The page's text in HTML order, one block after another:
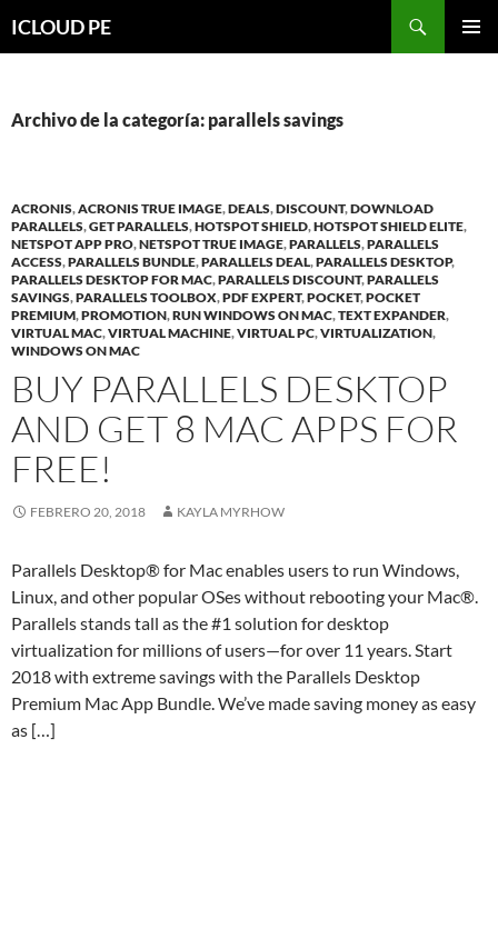
hacia
ICLOUD PE
Archivo de la categoría: parallels savings
ACRONIS,ACRONIS TRUE IMAGE,DEALS,DISCOUNT,DOWNLOAD
PARALLELS,GET PARALLELS,HOTSPOT SHIELD,HOTSPOT SHIELD ELITE,
NETSPOT APP PRO,NETSPOT TRUE IMAGE,PARALLELS,PARALLELS
ACCESS,PARALLELS BUNDLE,PARALLELS DEAL,PARALLELS DESKTOP,
PARALLELS DESKTOP FOR MAC,PARALLELS DISCOUNT,PARALLELS
SAVINGS,PARALLELS TOOLBOX,PDF EXPERT,POCKET,POCKET
PREMIUM,PROMOTION,RUN WINDOWS ON MAC,TEXT EXPANDER,
VIRTUAL MAC,VIRTUAL MACHINE,VIRTUAL PC,VIRTUALIZATION,
WINDOWS ON MAC
BUY PARALLELS DESKTOP
AND GET 8 MAC APPS FOR
FREE!
FEBRERO 20, 2018 KAYLA MYRHOW
Parallels Desktop® for Mac enables users to run Windows,
Linux, and other popular OSes without rebooting your Mac®.
Parallels stands tall as the #1 solution for desktop
virtualization for millions of users—for over 11 years. Start
2018 with extreme savings with the Parallels Desktop
Premium Mac App Bundle. We’ve made saving money as easy
as […]